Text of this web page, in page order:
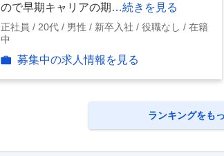
ので早期キャリアの期 …続きを見る
正社員 20代 男性 新卒入社 役職なし
在籍
中
募集中の求人情報を見る
ランキングをも